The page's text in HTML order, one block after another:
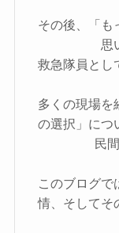
その後、「も
思
救急隊員とし
多くの現場を
の選択」につ
民
このブログ
情、そしてそ